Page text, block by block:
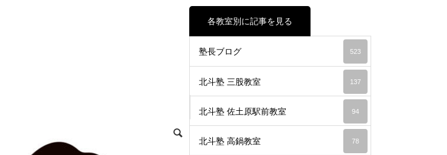
各教室別に記事を見る
塾長ブログ 523
北斗塾 三股教室 137
北斗塾 佐土原駅前教室 94
北斗塾 高鍋教室 78